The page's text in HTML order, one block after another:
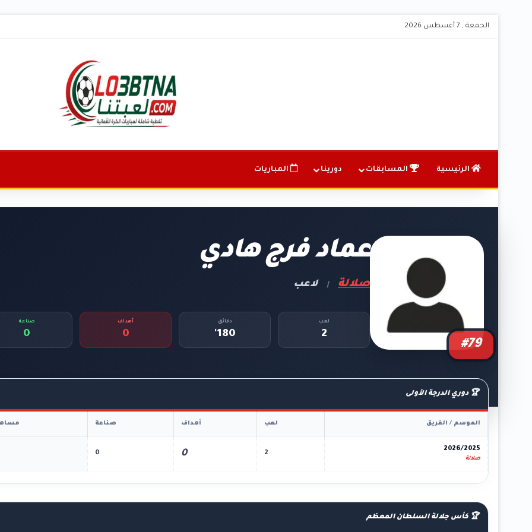
الجمعة , 7 أغسطس 2026
الرئيسية المسابقات دورينا المباريات
#79
عماد فرج هادي
صلالة | لاعب
لعب
2
دقائق
180'
أهداف
0
صناعة
0
🏆 دوري الدرجة الأولى
الموسم / الفريق لعب أهداف صناعة
2026/2025
صلالة
2
0
0
🏆 كأس جلالة السلطان المعظم